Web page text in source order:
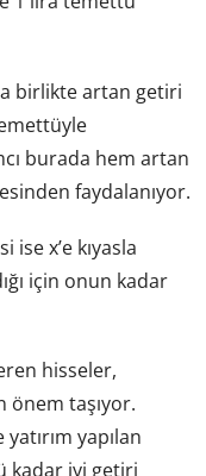
birlikte artan getiri
burada hem artan
faydalanıyor.
ise x’e kıyasla
için onun kadar
hisseler,
önem taşıyor.
yapılan
kadar iyi getiri